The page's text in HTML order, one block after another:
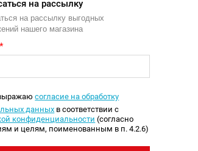
на рассылку
на рассылку выгодных
нашего магазина
*
согласие на обработку
данных в соответствии с
конфиденциальности (согласно
и целям, поименованным в п. 4.2.6)